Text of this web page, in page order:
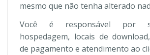
mesmo que não tenha alterado
Você é responsável por
hospedagem, locais de
de pagamento e atendimento ao